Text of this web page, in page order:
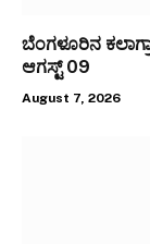
ಬೆಂಗಳೂರಿನ
ಆಗಸ್ಟ್ 09
August 7, 2026